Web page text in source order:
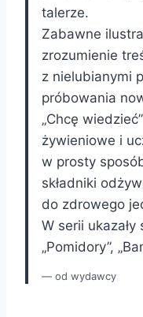
talerze.
Zabawne
zrozumienie
z nielubianymi
próbowania
„Chcę
żywieniowe i
w prosty
składniki
do zdrowego
W serii ukazały
„Pomidory”,
od wydawcy